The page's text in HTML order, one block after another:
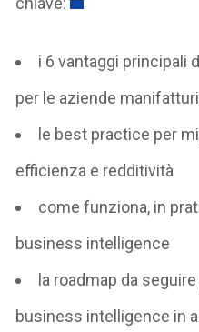
i 6 vantaggi principali
per le aziende
le best practice per
efficienza e redditività
come funziona, in
business intelligence
la roadmap da
business intelligence in